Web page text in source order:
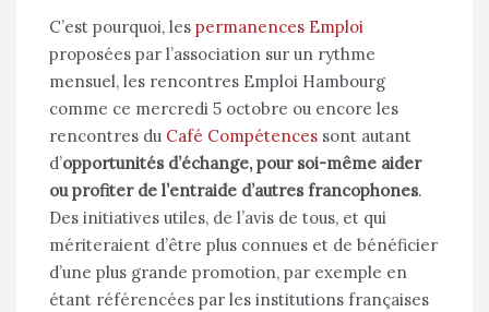
C’est pourquoi, les permanences Emploi
proposées par l’association sur un rythme
mensuel, les rencontres Emploi Hambourg
comme ce mercredi 5 octobre ou encore les
rencontres du Café Compétences sont autant
d’opportunités d’échange, pour soi-même aider
ou profiter de l’entraide d’autres francophones.
Des initiatives utiles, de l’avis de tous, et qui
mériteraient d’être plus connues et de bénéficier
d’une plus grande promotion, par exemple en
étant référencées par les institutions françaises